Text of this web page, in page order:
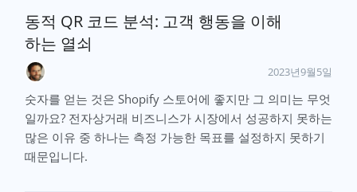
동적 QR 코드 분석: 고객 행동을 이해
하는 열쇠
2023년9월5일
숫자를 얻는 것은 Shopify 스토어에 좋지만 그 의미는 무엇
일까요? 전자상거래 비즈니스가 시장에서 성공하지 못하는
많은 이유 중 하나는 측정 가능한 목표를 설정하지 못하기
때문입니다.